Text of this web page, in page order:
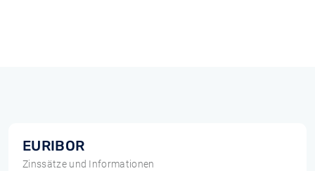
EURIBOR
Zinssätze und Informationen